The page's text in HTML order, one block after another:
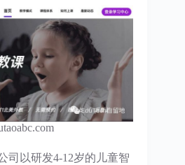
司以研发4-12岁的儿童智